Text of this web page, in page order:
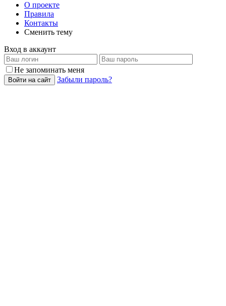
О проекте
Правила
Контакты
Сменить тему
Вход в аккаунт
Не запоминать меня
Войти на сайт Забыли пароль?